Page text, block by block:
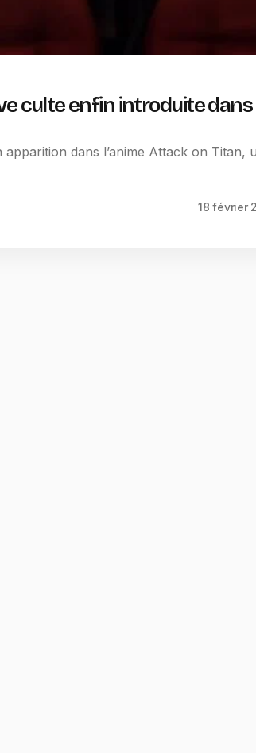
culte enfin introduite dans
dans l’anime Attack on Titan,
18 février